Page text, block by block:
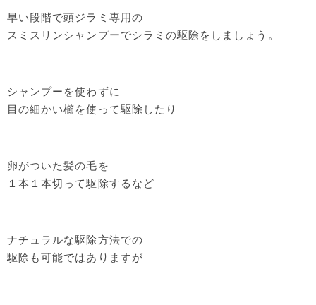
早い段階で頭ジラミ専用の
スミスリンシャンプーでシラミの駆除をしましょう。
シャンプーを使わずに
目の細かい櫛を使って駆除したり
卵がついた髪の毛を
１本１本切って駆除するなど
ナチュラルな駆除方法での
駆除も可能ではありますが